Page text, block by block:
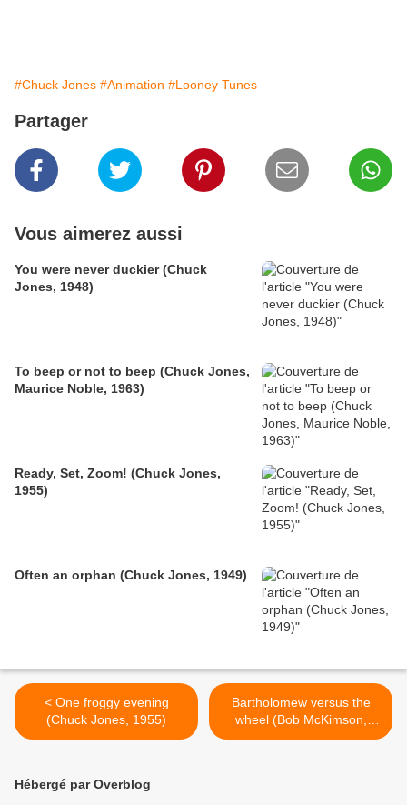
#Chuck Jones #Animation #Looney Tunes
Partager
Vous aimerez aussi
You were never duckier (Chuck
Jones, 1948)
To beep or not to beep (Chuck Jones,
Maurice Noble, 1963)
Ready, Set, Zoom! (Chuck Jones,
1955)
Often an orphan (Chuck Jones, 1949)
< One froggy evening
(Chuck Jones, 1955)
Bartholomew versus the
wheel (Bob McKimson,
1963) >
Hébergé par Overblog